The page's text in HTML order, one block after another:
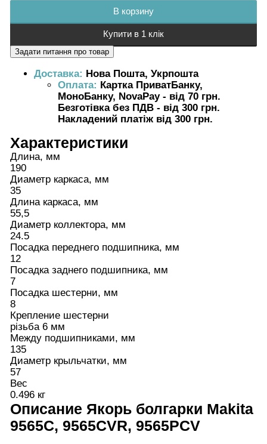
В корзину
Купити в 1 клік
Доставка: Нова Пошта, Укрпошта
Оплата: Картка ПриватБанку,
МоноБанку, NovaPay - від 70 грн.
Безготівка без ПДВ - від 300 грн.
Накладений платіж від 300 грн.
Характеристики
Длина, мм
190
Диаметр каркаса, мм
35
Длина каркаса, мм
55,5
Диаметр коллектора, мм
24.5
Посадка переднего подшипника, мм
12
Посадка заднего подшипника, мм
7
Посадка шестерни, мм
8
Крепление шестерни
різьба 6 мм
Между подшипниками, мм
135
Диаметр крыльчатки, мм
57
Вес
0.496 кг
Описание Якорь болгарки Makita
9565C, 9565CVR, 9565PCV